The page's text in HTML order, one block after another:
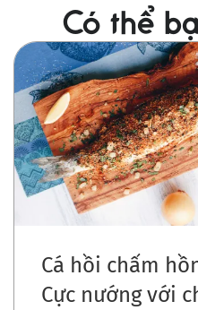
Có thể
Ảnh
Cá hồi chấm
Cực nướng với